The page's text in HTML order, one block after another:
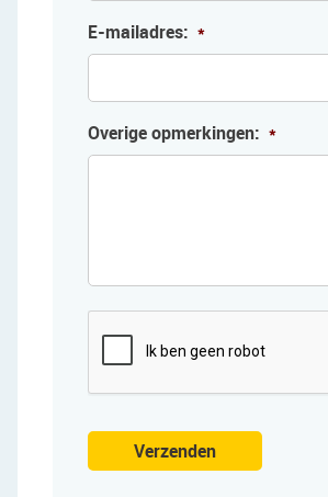
E-mailadres: *
Overige opmerkingen: *
Verzenden